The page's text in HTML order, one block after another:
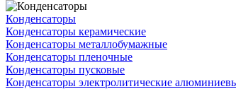
Конденсаторы
Конденсаторы керамические
Конденсаторы металлобумажные
Конденсаторы пленочные
Конденсаторы пусковые
Конденсаторы электролитические